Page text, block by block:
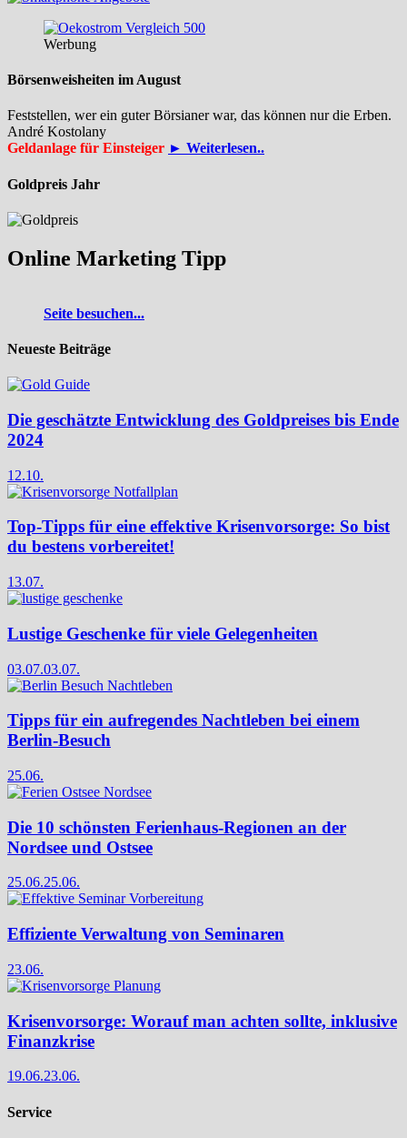
Werbung
Börsenweisheiten im August
Feststellen, wer ein guter Börsianer war, das können nur die Erben.
André Kostolany
Geldanlage für Einsteiger ► Weiterlesen..
Goldpreis Jahr
Online Marketing Tipp
Seite besuchen...
Neueste Beiträge
Die geschätzte Entwicklung des Goldpreises bis Ende
2024
12.10.
Top-Tipps für eine effektive Krisenvorsorge: So bist
du bestens vorbereitet!
13.07.
Lustige Geschenke für viele Gelegenheiten
03.07.03.07.
Tipps für ein aufregendes Nachtleben bei einem
Berlin-Besuch
25.06.
Die 10 schönsten Ferienhaus-Regionen an der
Nordsee und Ostsee
25.06.25.06.
Effiziente Verwaltung von Seminaren
23.06.
Krisenvorsorge: Worauf man achten sollte, inklusive
Finanzkrise
19.06.23.06.
Service